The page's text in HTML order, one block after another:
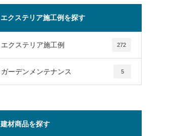
エクステリア施工例を探す
エクステリア施工例 272
ガーデンメンテナンス 5
建材商品を探す